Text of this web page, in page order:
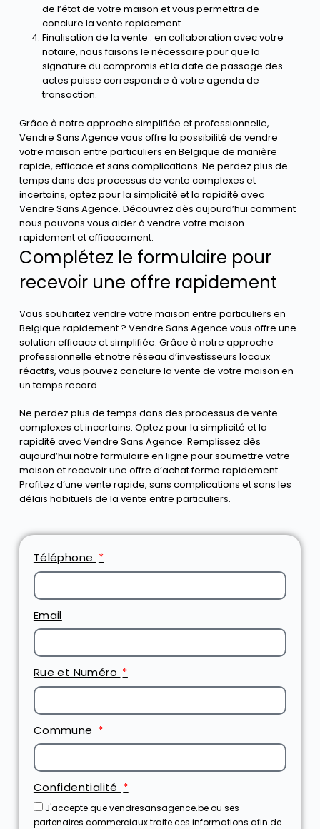
de l’état de votre maison et vous permettra de
conclure la vente rapidement.
Finalisation de la vente : en collaboration avec votre
notaire, nous faisons le nécessaire pour que la
signature du compromis et la date de passage des
actes puisse correspondre à votre agenda de
transaction.
Grâce à notre approche simplifiée et professionnelle,
Vendre Sans Agence vous offre la possibilité de vendre
votre maison entre particuliers en Belgique de manière
rapide, efficace et sans complications. Ne perdez plus de
temps dans des processus de vente complexes et
incertains, optez pour la simplicité et la rapidité avec
Vendre Sans Agence. Découvrez dès aujourd’hui comment
nous pouvons vous aider à vendre votre maison
rapidement et efficacement.
Complétez le formulaire pour
recevoir une offre rapidement
Vous souhaitez vendre votre maison entre particuliers en
Belgique rapidement ? Vendre Sans Agence vous offre une
solution efficace et simplifiée. Grâce à notre approche
professionnelle et notre réseau d’investisseurs locaux
réactifs, vous pouvez conclure la vente de votre maison en
un temps record.
Ne perdez plus de temps dans des processus de vente
complexes et incertains. Optez pour la simplicité et la
rapidité avec Vendre Sans Agence. Remplissez dès
aujourd’hui notre formulaire en ligne pour soumettre votre
maison et recevoir une offre d’achat ferme rapidement.
Profitez d’une vente rapide, sans complications et sans les
délais habituels de la vente entre particuliers.
Téléphone
Email
Rue et Numéro
Commune
Confidentialité
J'accepte que vendresansagence.be ou ses
partenaires commerciaux traite ces informations afin de